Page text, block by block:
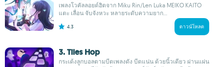
เพลงโวคัลลอยด์ฮิตจาก Miku Rin/Len Luka MEIKO KAITO
แตะ เลื่อน จับจังหวะ หลายระดับความยาก...
4.3 ดาวน์โหลด
3. Tiles Hop
กระเด้งลูกบอลตามบีตเพลงดัง บีตแน่น ด้วยนิ้วเดียว ผ่านแผ่น